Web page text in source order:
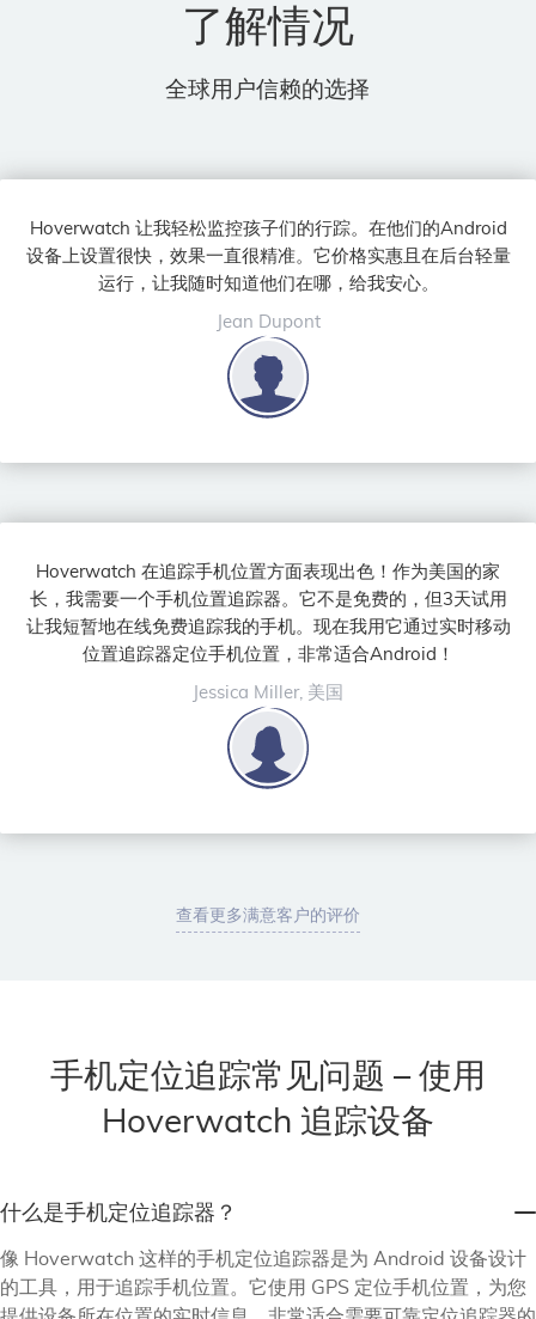
了解情况
全球用户信赖的选择
Hoverwatch 在追踪手机位置方面表现出色！作为美国的家
长，我需要一个手机位置追踪器。它不是免费的，但3天试用
让我短暂地在线免费追踪我的手机。现在我用它通过实时移动
位置追踪器定位手机位置，非常适合Android！
Jessica Miller, 美国
Hoverwatch 让我轻松监控孩子们的行踪。在他们的Android
设备上设置很快，效果一直很精准。它价格实惠且在后台轻量
运行，让我随时知道他们在哪，给我安心。
Jean Dupont
查看更多满意客户的评价
手机定位追踪常见问题 – 使用
Hoverwatch 追踪设备
什么是手机定位追踪器？
像 Hoverwatch 这样的手机定位追踪器是为 Android 设备设计
的工具，用于追踪手机位置。它使用 GPS 定位手机位置，为您